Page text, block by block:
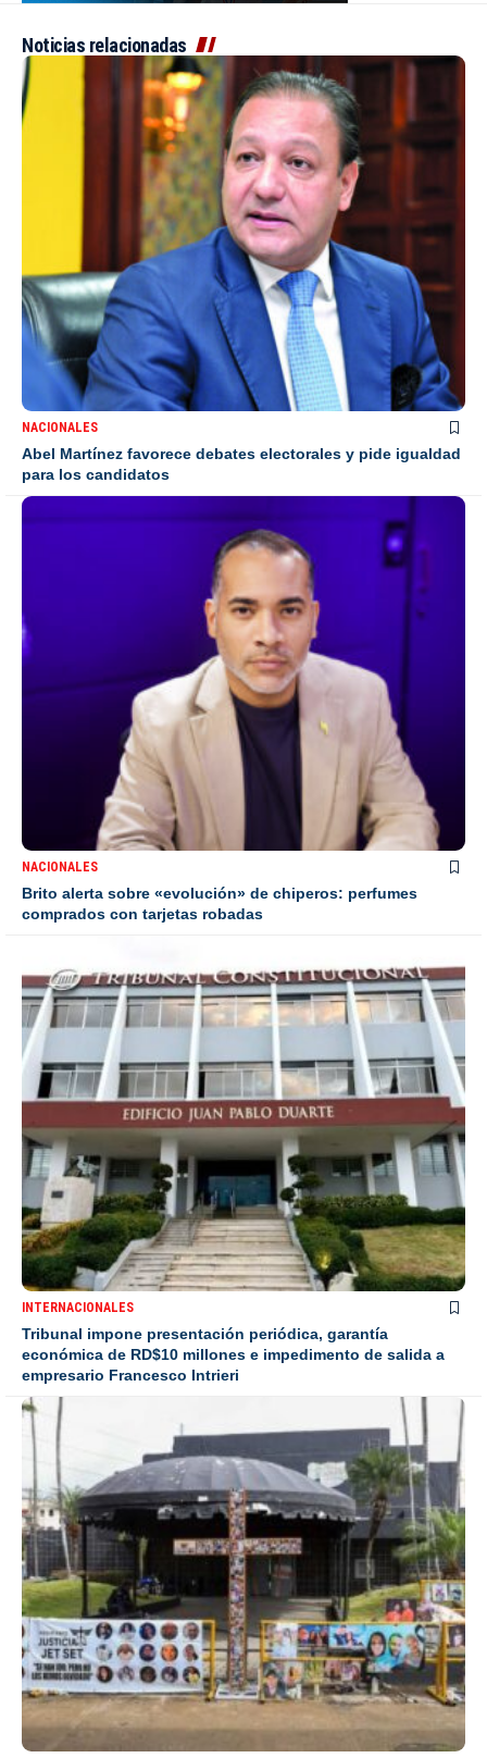
Noticias relacionadas
NACIONALES
Abel Martínez favorece debates electorales y pide igualdad
para los candidatos
NACIONALES
Brito alerta sobre «evolución» de chiperos: perfumes
comprados con tarjetas robadas
INTERNACIONALES
Tribunal impone presentación periódica, garantía
económica de RD$10 millones e impedimento de salida a
empresario Francesco Intrieri